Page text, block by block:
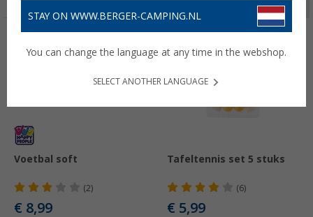
Pagina 1 van 2
Voetbal soft
(2)
€ 8,99
Tafeltennis set 5 stuks
(6)
€ 5,99
STAY ON WWW.BERGER-CAMPING.NL
You can change the language at any time in the webshop.
SELECT ANOTHER LANGUAGE